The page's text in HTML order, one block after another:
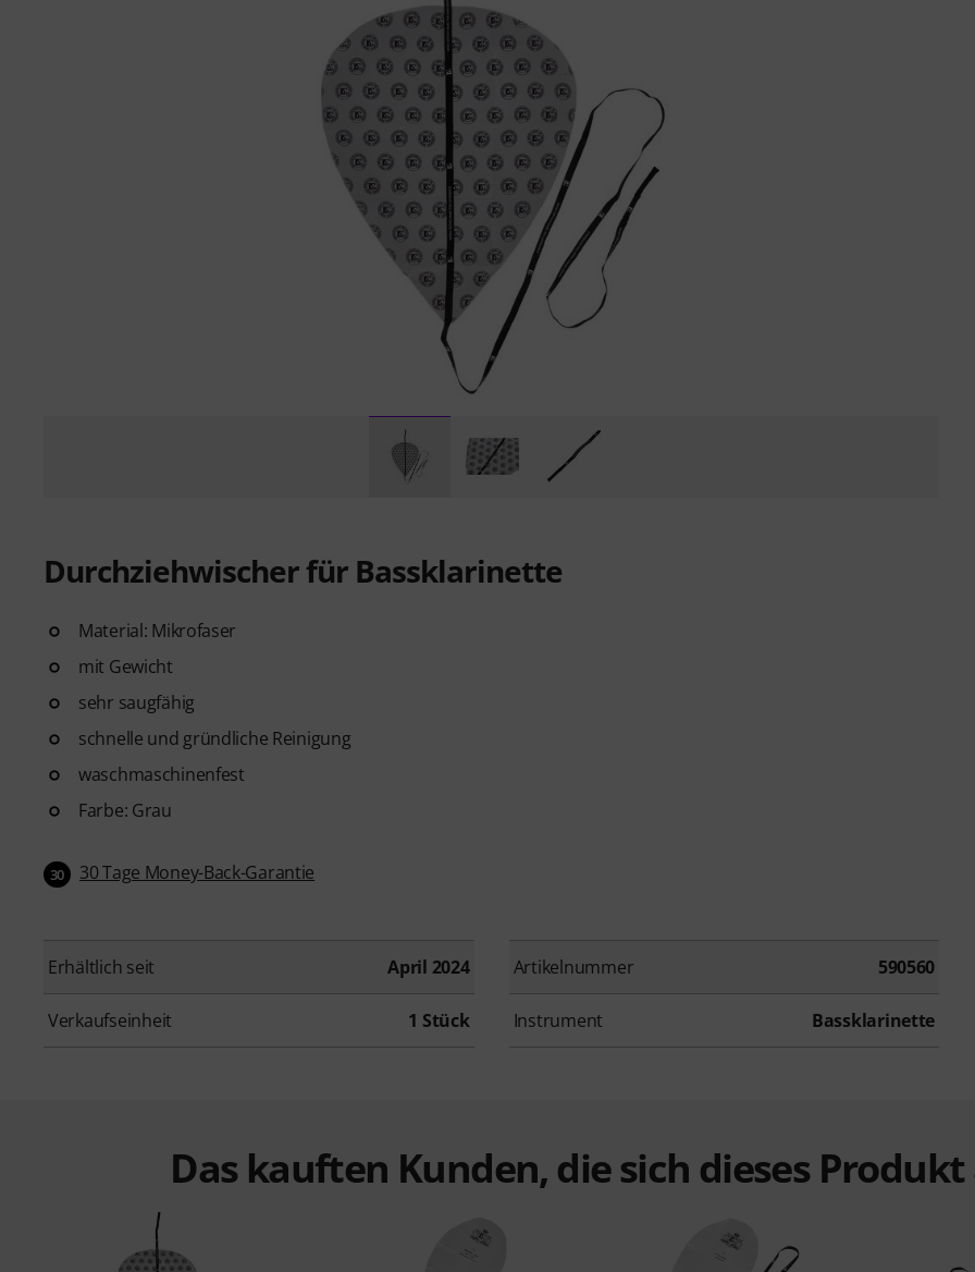
Durchziehwischer für Bassklarinette
Material: Mikrofaser
mit Gewicht
sehr saugfähig
schnelle und gründliche Reinigung
waschmaschinenfest
Farbe: Grau
30 30 Tage Money-Back-Garantie
Erhältlich seit April 2024 Artikelnummer 590560
Verkaufseinheit 1 Stück Instrument Bassklarinette
Das kauften Kunden, die sich dieses